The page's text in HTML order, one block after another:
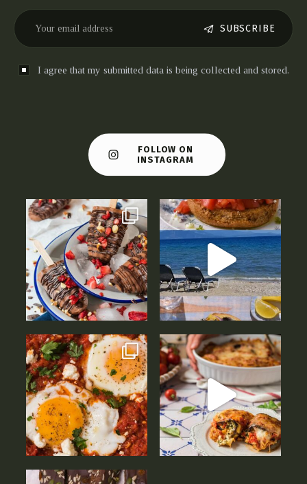
SUBSCRIBE
I agree that my submitted data is being collected and stored.
FOLLOW ON
INSTAGRAM